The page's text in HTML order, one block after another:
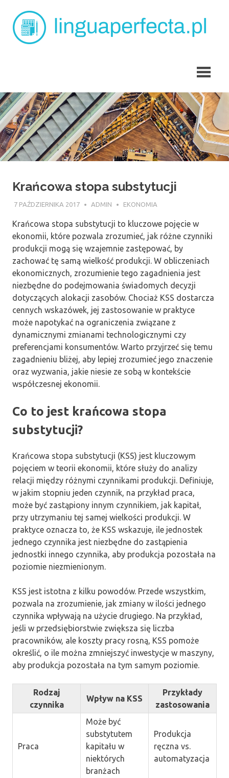
content
Krańcowa stopa substytucji
7 PAŹDZIERNIKA 2017 ADMIN EKONOMIA
Krańcowa stopa substytucji to kluczowe pojęcie w
ekonomii, które pozwala zrozumieć, jak różne czynniki
produkcji mogą się wzajemnie zastępować, by
zachować tę samą wielkość produkcji. W obliczeniach
ekonomicznych, zrozumienie tego zagadnienia jest
niezbędne do podejmowania świadomych decyzji
dotyczących alokacji zasobów. Chociaż KSS dostarcza
cennych wskazówek, jej zastosowanie w praktyce
może napotykać na ograniczenia związane z
dynamicznymi zmianami technologicznymi czy
preferencjami konsumentów. Warto przyjrzeć się temu
zagadnieniu bliżej, aby lepiej zrozumieć jego znaczenie
oraz wyzwania, jakie niesie ze sobą w kontekście
współczesnej ekonomii.
Co to jest krańcowa stopa
substytucji?
Krańcowa stopa substytucji (KSS) jest kluczowym
pojęciem w teorii ekonomii, które służy do analizy
relacji między różnymi czynnikami produkcji. Definiuje,
w jakim stopniu jeden czynnik, na przykład praca,
może być zastąpiony innym czynnikiem, jak kapitał,
przy utrzymaniu tej samej wielkości produkcji. W
praktyce oznacza to, że KSS wskazuje, ile jednostek
jednego czynnika jest niezbędne do zastąpienia
jednostki innego czynnika, aby produkcja pozostała na
poziomie niezmienionym.
KSS jest istotna z kilku powodów. Przede wszystkim,
pozwala na zrozumienie, jak zmiany w ilości jednego
czynnika wpływają na użycie drugiego. Na przykład,
jeśli w przedsiębiorstwie zwiększa się liczba
pracowników, ale koszty pracy rosną, KSS pomoże
określić, o ile można zmniejszyć inwestycje w maszyny,
aby produkcja pozostała na tym samym poziomie.
Rodzaj
czynnika
Wpływ na KSS
Przykłady
zastosowania
Praca
Może być
substytutem
kapitału w
niektórych
branżach
Produkcja
ręczna vs.
automatyzacja